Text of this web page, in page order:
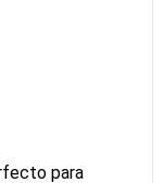
para